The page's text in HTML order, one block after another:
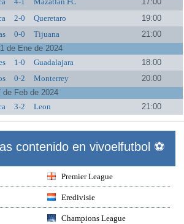
2-0 Queretaro
19:00
0-0 Tijuana
21:00
de Ene de 2024
1-0 Guadalajara
18:00
0-2 Monterrey
20:00
de Feb de 2024
3-2 Leon 21:00
contenido en vivoelfutbol ⚽
Premier League
Eredivisie
Champions League